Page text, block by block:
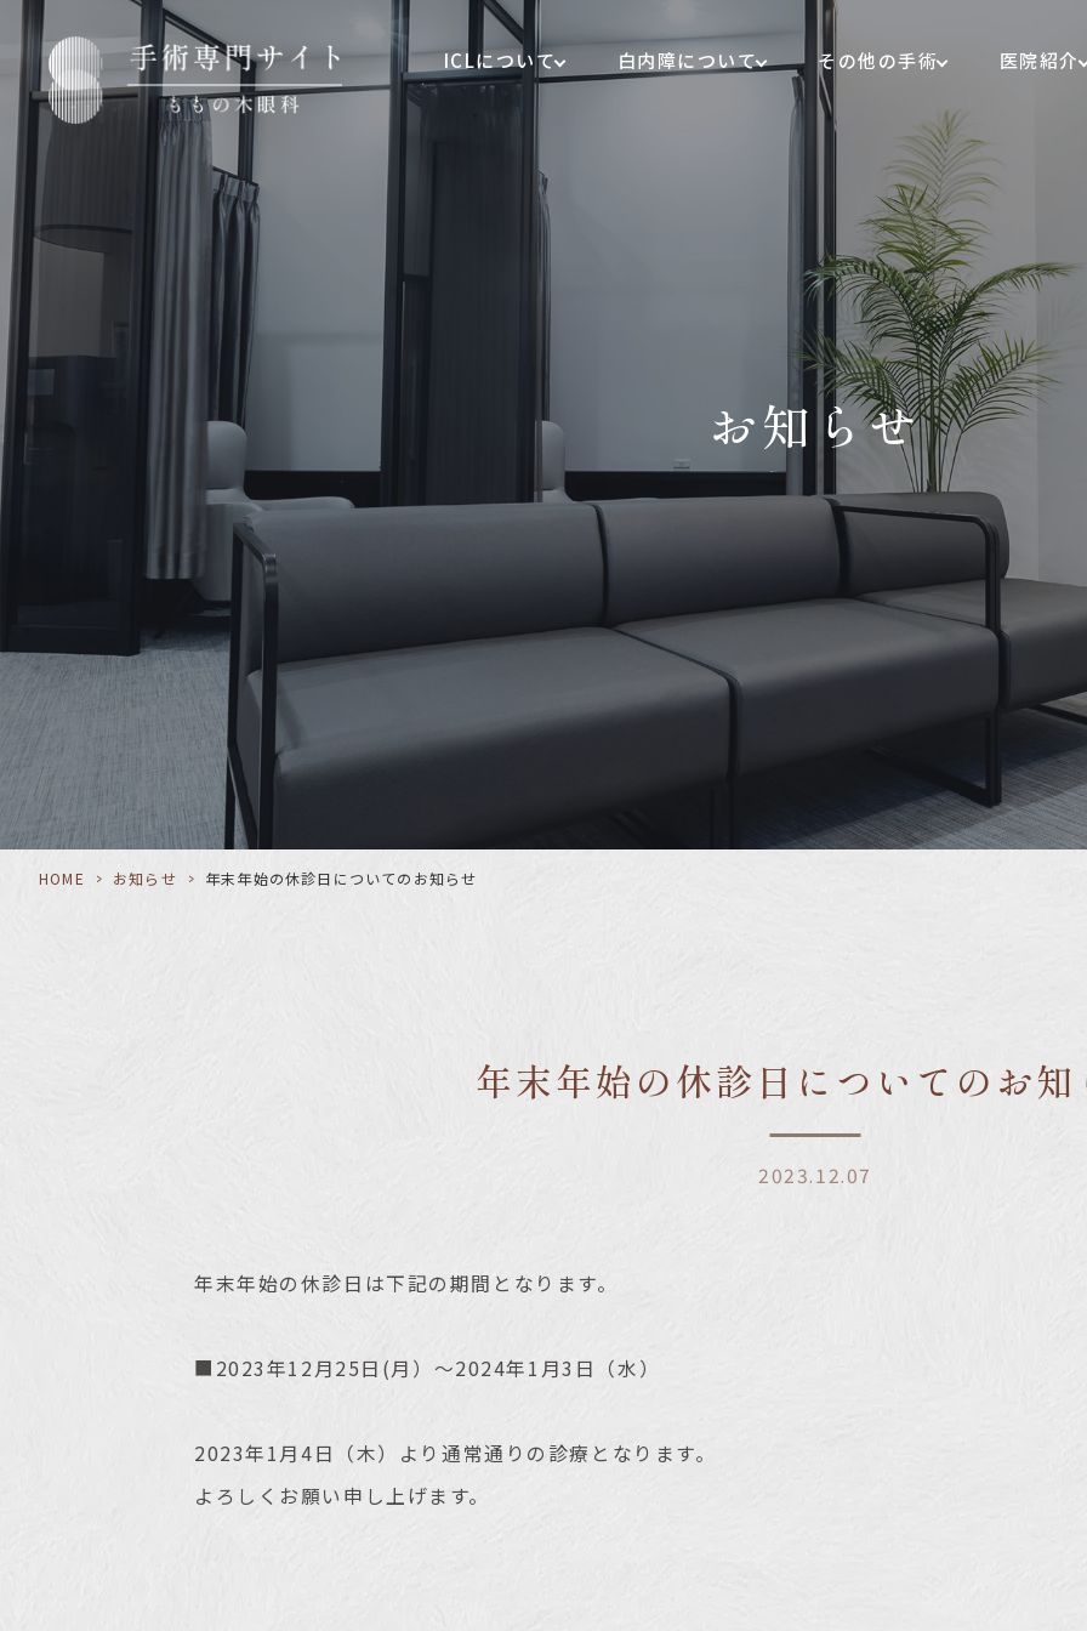
ICLについて 白内障について その他の手術 医院紹介
お知らせ
HOME > お知らせ > 年末年始の休診日についてのお知らせ
年末年始の休診日についてのお
2023.12.07
年末年始の休診日は下記の期間となります。
■2023年12月25日(月）～2024年1月3日（水）
2023年1月4日（木）より通常通りの診療となります。
よろしくお願い申し上げます。